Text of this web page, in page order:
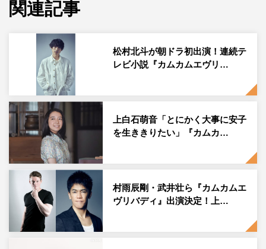
“自分らしく自由に生きていきたい”と願う2代目ヒロイン
のるい（深津）は岡山を飛び出し、舞台は大阪の街へ。ジ
ャズに出会い、個性あふれる面々との出会いの中で新しい
物語がスタートする。その大阪編でるいをとりまく新たな
登場人物として、オダギリジョー、市川実日子、早乙女太
一、村田雄浩、濱田マリ、近藤芳正、笑福亭笑瓶の出演が
決定。
発表を受けて、深津は「この作品でしか出会えないよう
な、めちゃくちゃ素敵なキャストの皆さんと昭和30年代の
大阪を一緒に生き抜いていくことができるなんて。楽しみ
で、楽しみで、楽しみで。待ちきれません」と共演への期
待を語った。
謎の男・大月錠一郎を演じるオダギリも「『脚本家の先生
関連記事
松村北斗が朝ドラ初出演！連続テ
レビ小説『カムカムエヴリ…
上白石萌音「とにかく大事に安子
を生ききりたい」『カムカ…
村雨辰剛・武井壮ら『カムカムエ
ヴリバディ』出演決定！上…